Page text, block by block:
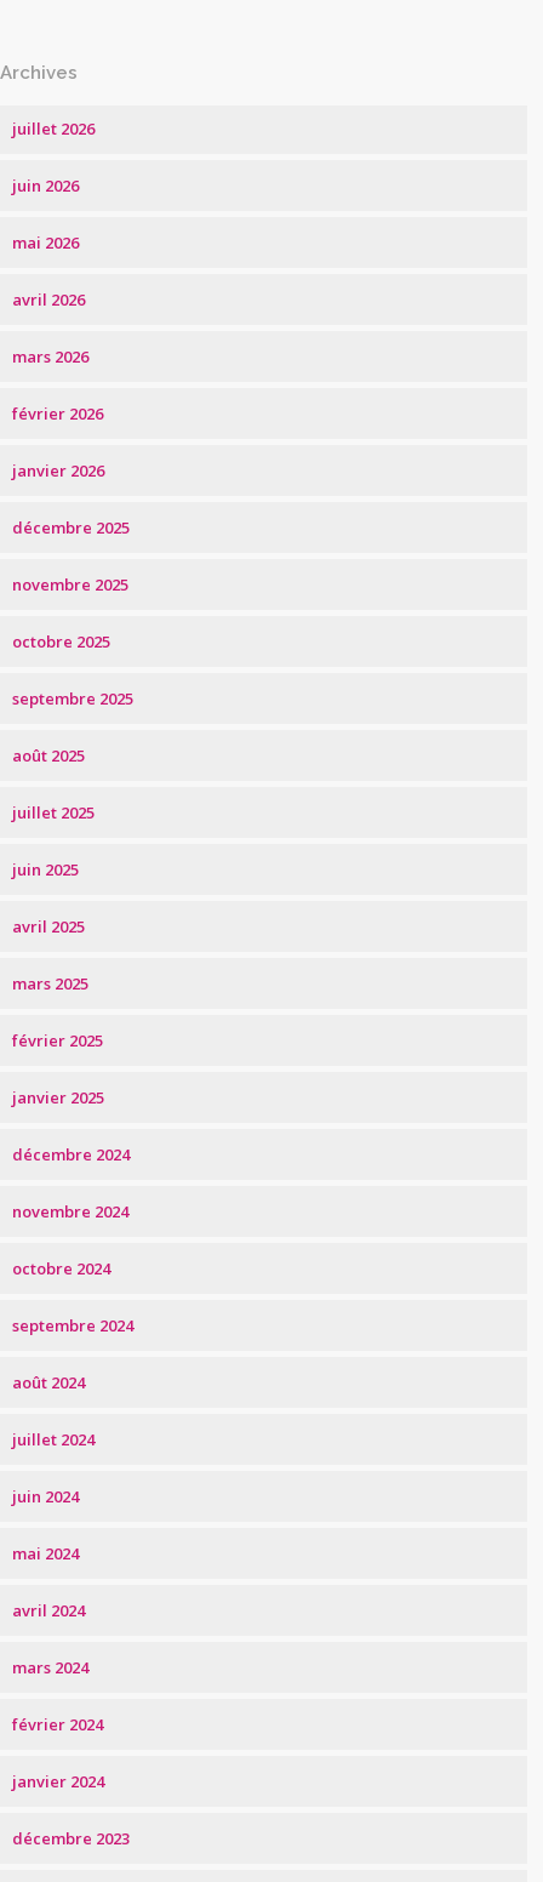
Archives
juillet 2026
juin 2026
mai 2026
avril 2026
mars 2026
février 2026
janvier 2026
décembre 2025
novembre 2025
octobre 2025
septembre 2025
août 2025
juillet 2025
juin 2025
avril 2025
mars 2025
février 2025
janvier 2025
décembre 2024
novembre 2024
octobre 2024
septembre 2024
août 2024
juillet 2024
juin 2024
mai 2024
avril 2024
mars 2024
février 2024
janvier 2024
décembre 2023